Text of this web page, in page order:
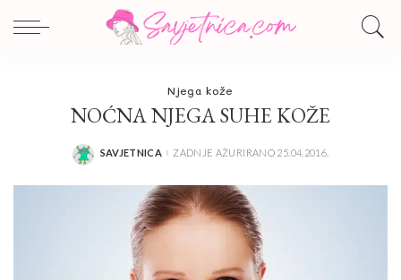
Njega kože
NOĆNA NJEGA SUHE KOŽE
POSTED
SAVJETNICA ZADNJE AŽURIRANO 25.04.2016.